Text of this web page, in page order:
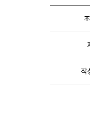
작